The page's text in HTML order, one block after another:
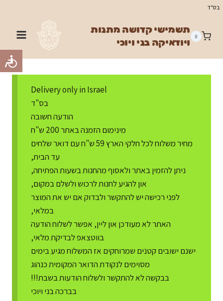
Skip
content
בס"ד
0
תשמישי קדושה מתנות
ויודאיקה בני ויוכי
Delivery only in Israel
בס"ד
הודעה חשובה
מינימום הזמנה באתר 200 ש"ח
מחיר משלוח לכל חלקי הארץ 59 ש"ח עם דואר שלחים
עד הבית,
ניתן להזמין באתר ולאסוף מהחנות בשעות הפתיחה,
און להגיע לחנות לרכוש ולשלם במקום,
לפני רכישה יש להתקשר ולבדוק אם יש את המוצר
במלאי,
האתר לא מעודכן און ליין, אפשר לשלוח הודעה
בווטצאפ לבדיקת מלאי,
ישנם ישובים קטנים שמרוחקים אז המשלוח מגיע בימים
מסוימים לנקודת הדואר המקומית כנהוג
בבקשה לא להתקשר ולשלוח הודעות בשבת!!!
בברכה בני ויוכי